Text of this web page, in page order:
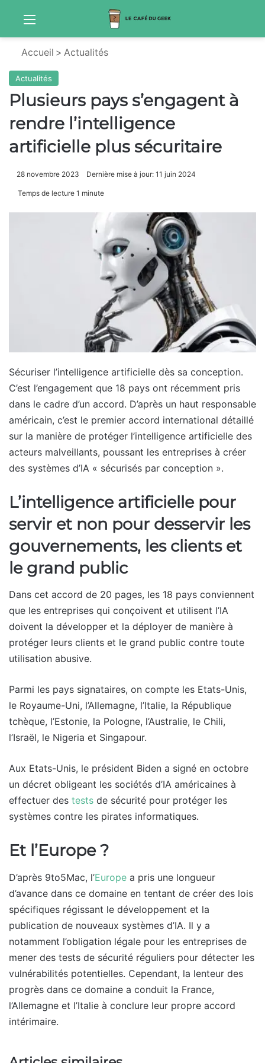
Menu
Accueil > Actualités
Actualités
Plusieurs pays s’engagent à
rendre l’intelligence
artificielle plus sécuritaire
28 novembre 2023 Dernière mise à jour: 11 juin 2024
Temps de lecture 1 minute
Sécuriser l’intelligence artificielle dès sa conception.
C’est l’engagement que 18 pays ont récemment pris
dans le cadre d’un accord. D’après un haut responsable
américain, c’est le premier accord international détaillé
sur la manière de protéger l’intelligence artificielle des
acteurs malveillants, poussant les entreprises à créer
des systèmes d’IA « sécurisés par conception ».
L’intelligence artificielle pour
servir et non pour desservir les
gouvernements, les clients et
le grand public
Dans cet accord de 20 pages, les 18 pays conviennent
que les entreprises qui conçoivent et utilisent l’IA
doivent la développer et la déployer de manière à
protéger leurs clients et le grand public contre toute
utilisation abusive.
Parmi les pays signataires, on compte les Etats-Unis,
le Royaume-Uni, l’Allemagne, l’Italie, la République
tchèque, l’Estonie, la Pologne, l’Australie, le Chili,
l’Israël, le Nigeria et Singapour.
Aux Etats-Unis, le président Biden a signé en octobre
un décret obligeant les sociétés d’IA américaines à
effectuer des tests de sécurité pour protéger les
systèmes contre les pirates informatiques.
Et l’Europe ?
D’après 9to5Mac, l’Europe a pris une longueur
d’avance dans ce domaine en tentant de créer des lois
spécifiques régissant le développement et la
publication de nouveaux systèmes d’IA. Il y a
notamment l’obligation légale pour les entreprises de
mener des tests de sécurité réguliers pour détecter les
vulnérabilités potentielles. Cependant, la lenteur des
progrès dans ce domaine a conduit la France,
l’Allemagne et l’Italie à conclure leur propre accord
intérimaire.